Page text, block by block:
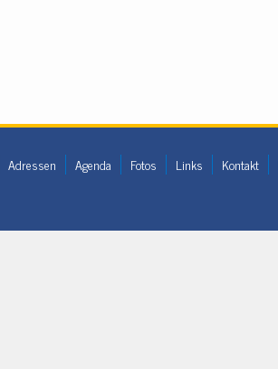
Adressen Agenda Fotos Links Kontakt